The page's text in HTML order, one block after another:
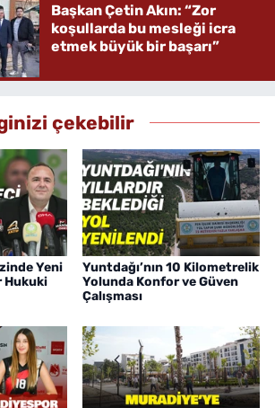
Başkan Çetin Akın: “Zor
koşullarda bu mesleği icra
etmek büyük bir başarı”
çekebilir
Yeni
Hukuki
Yuntdağı’nın 10 Kilometrelik
Yolunda Konfor ve Güven
Çalışması